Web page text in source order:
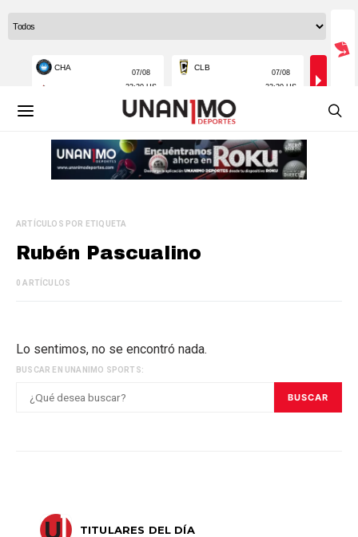
ARTÍCULOS POR ETIQUETA
Rubén Pascualino
0 ARTÍCULOS
Lo sentimos, no se encontró nada.
BUSCAR EN UNANIMO SPORTS:
BUSCAR
TITULARES DEL DÍA